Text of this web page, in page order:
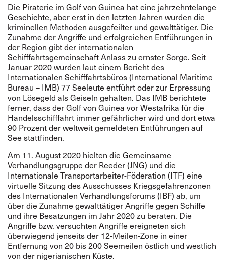
Die Piraterie im Golf von Guinea hat eine jahrzehntelange
Geschichte, aber erst in den letzten Jahren wurden die
kriminellen Methoden ausgefeilter und gewalttätiger. Die
Zunahme der Angriffe und erfolgreichen Entführungen in
der Region gibt der internationalen
Schifffahrtsgemeinschaft Anlass zu ernster Sorge. Seit
Januar 2020 wurden laut einem Bericht des
Internationalen Schifffahrtsbüros (International Maritime
Bureau – IMB) 77 Seeleute entführt oder zur Erpressung
von Lösegeld als Geiseln gehalten. Das IMB berichtete
ferner, dass der Golf von Guinea vor Westafrika für die
Handelsschifffahrt immer gefährlicher wird und dort etwa
90 Prozent der weltweit gemeldeten Entführungen auf
See stattfinden.
Am 11. August 2020 hielten die Gemeinsame
Verhandlungsgruppe der Reeder (JNG) und die
Internationale Transportarbeiter-Föderation (ITF) eine
virtuelle Sitzung des Ausschusses Kriegsgefahrenzonen
des Internationalen Verhandlungsforums (IBF) ab, um
über die Zunahme gewalttätiger Angriffe gegen Schiffe
und ihre Besatzungen im Jahr 2020 zu beraten. Die
Angriffe bzw. versuchten Angriffe ereigneten sich
überwiegend jenseits der 12-Meilen-Zone in einer
Entfernung von 20 bis 200 Seemeilen östlich und westlich
von der nigerianischen Küste.